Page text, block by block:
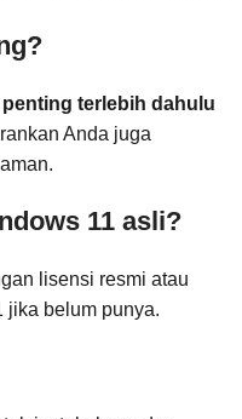
terlebih dahulu
Anda juga
11 asli?
lisensi resmi atau
jika belum punya.